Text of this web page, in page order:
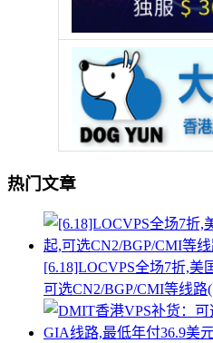
热门文章
[6.18]LOCVPS全场7折,美
可选CN2/BGP/CMI等线路